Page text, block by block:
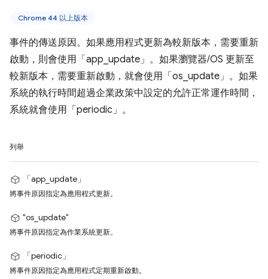
Chrome 44 以上版本
事件的傳送原因。如果應用程式更新為較新版本，需要重新
啟動，則會使用「app_update」。如果瀏覽器/OS 更新至
較新版本，需要重新啟動，就會使用「os_update」。如果
系統的執行時間超過企業政策中設定的允許正常運作時間，
系統就會使用「periodic」。
列舉
「app_update」
將事件原因指定為應用程式更新。
"os_update"
將事件原因指定為作業系統更新。
「periodic」
將事件原因指定為應用程式定期重新啟動。